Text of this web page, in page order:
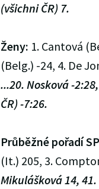
(všichni ČR) 7.
Ženy: 1. Cantová
(Belg.) -24, 4. De
...20. Nosková -
ČR) -7:26.
Průběžné pořadí
(It.) 205, 3.
Mikulášková 14,